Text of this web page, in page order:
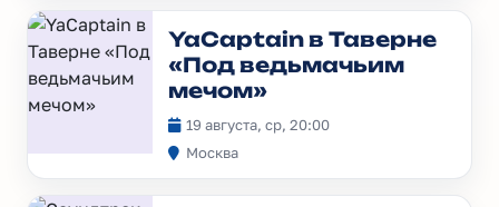
YaCaptain в Таверне
«Под ведьмачьим
мечом»
19 августа, ср, 20:00
Москва